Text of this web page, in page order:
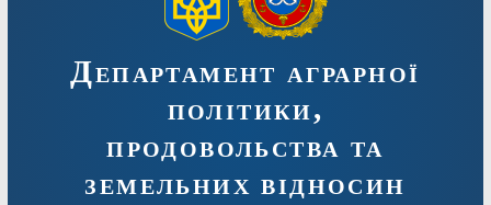
Департамент аграрної
політики,
продовольства та
земельних відносин